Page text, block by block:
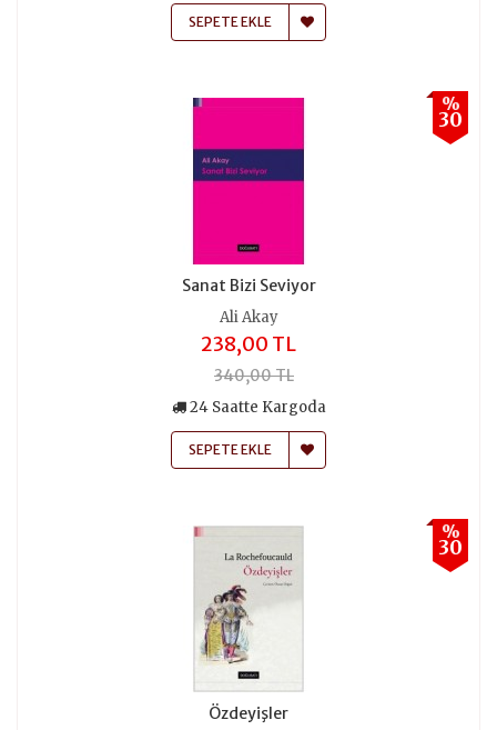
SEPETE EKLE
%
30
Sanat Bizi Seviyor
Ali Akay
238,00 TL
340,00 TL
24 Saatte Kargoda
SEPETE EKLE
%
30
Özdeyişler